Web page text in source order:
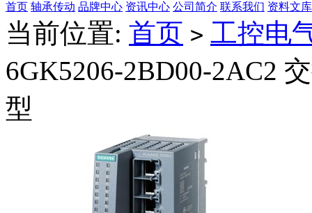
首页 轴承传动 品牌中心 资讯中心 公司简介 联系我们 资料文库
当前位置: 首页 > 工控电
6GK5206-2BD00-2AC2
型